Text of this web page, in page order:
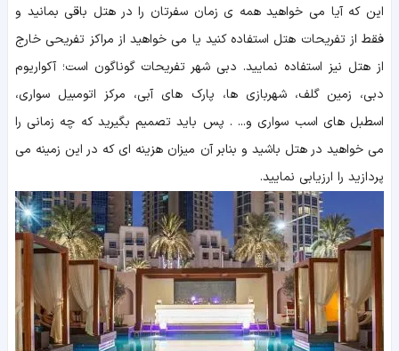
این که آیا می خواهید همه ی زمان سفرتان را در هتل باقی بمانید و
فقط از تفریحات هتل استفاده کنید یا می خواهید از مراکز تفریحی خارج
از هتل نیز استفاده نمایید. دبی شهر تفریحات گوناگون است؛ آکواریوم
دبی، زمین گلف، شهربازی ها، پارک های آبی، مرکز اتومبیل سواری،
اسطبل های اسب سواری و... . پس باید تصمیم بگیرید که چه زمانی را
می خواهید در هتل باشید و بنابر آن میزان هزینه ای که در این زمینه می
پردازید را ارزیابی نمایید.